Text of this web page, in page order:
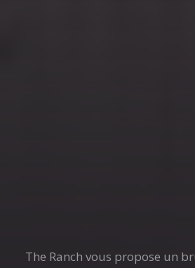
The Ranch vous propose un